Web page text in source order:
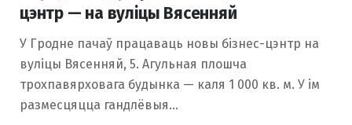
цэнтр — на вуліцы Вясенняй
У Гродне пачаў працаваць новы бізнес-цэнтр на
вуліцы Вясенняй, 5. Агульная плошча
трохпавярховага будынка — каля 1 000 кв. м. У ім
размесцяцца гандлёвыя…